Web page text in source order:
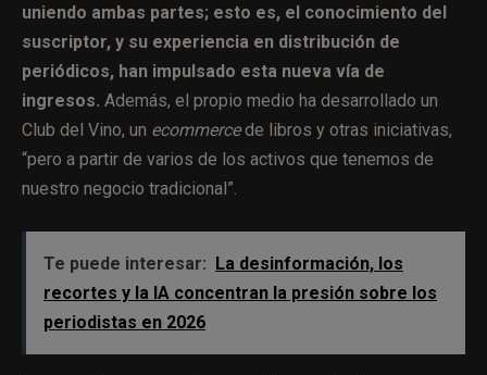
uniendo ambas partes; esto es, el conocimiento del
suscriptor, y su experiencia en distribución de
periódicos, han impulsado esta nueva vía de
ingresos. Además, el propio medio ha desarrollado un
Club del Vino, un ecommercede libros y otras iniciativas,
“pero a partir de varios de los activos que tenemos de
nuestro negocio tradicional”.
Te puede interesar: La desinformación, los
recortes y la IA concentran la presión sobre los
periodistas en 2026